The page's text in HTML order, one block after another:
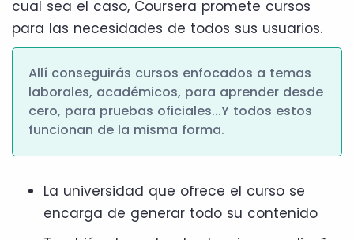
cual sea el caso, Coursera promete cursos
para las necesidades de todos sus usuarios.
Allí conseguirás cursos enfocados a temas
laborales, académicos, para aprender desde
cero, para pruebas oficiales...Y todos estos
funcionan de la misma forma.
La universidad que ofrece el curso se
encarga de generar todo su contenido